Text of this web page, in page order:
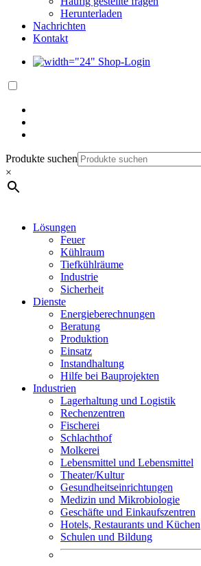
Herunterladen
Nachrichten
Kontakt
Shop-Login
Produkte suchen
×
Lösungen
Feuer
Kühlraum
Tiefkühlräume
Industrie
Sicherheit
Dienste
Energieberechnungen
Beratung
Produktion
Einsatz
Instandhaltung
Hilfe bei Bauprojekten
Industrien
Lagerhaltung und Logistik
Rechenzentren
Fischerei
Schlachthof
Molkerei
Lebensmittel und Lebensmittel
Theater/Kultur
Gesundheitseinrichtungen
Medizin und Mikrobiologie
Geschäfte und Einkaufszentren
Hotels, Restaurants und Küchen
Schulen und Bildung